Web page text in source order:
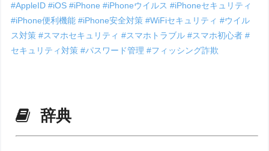
#AppleID#iOS#iPhone#iPhoneウイルス#iPhoneセキュリティ
#iPhone便利機能#iPhone安全対策#WiFiセキュリティ#ウイル
ス対策#スマホセキュリティ#スマホトラブル#スマホ初心者#
セキュリティ対策#パスワード管理#フィッシング詐欺
辞典